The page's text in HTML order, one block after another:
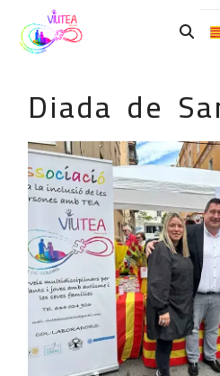
Diada de